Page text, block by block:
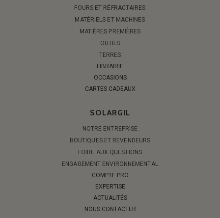
FOURS ET RÉFRACTAIRES
MATÉRIELS ET MACHINES
MATIÈRES PREMIÈRES
OUTILS
TERRES
LIBRAIRIE
OCCASIONS
CARTES CADEAUX
SOLARGIL
NOTRE ENTREPRISE
BOUTIQUES ET REVENDEURS
FOIRE AUX QUESTIONS
ENGAGEMENT ENVIRONNEMENTAL
COMPTE PRO
EXPERTISE
ACTUALITÉS
NOUS CONTACTER